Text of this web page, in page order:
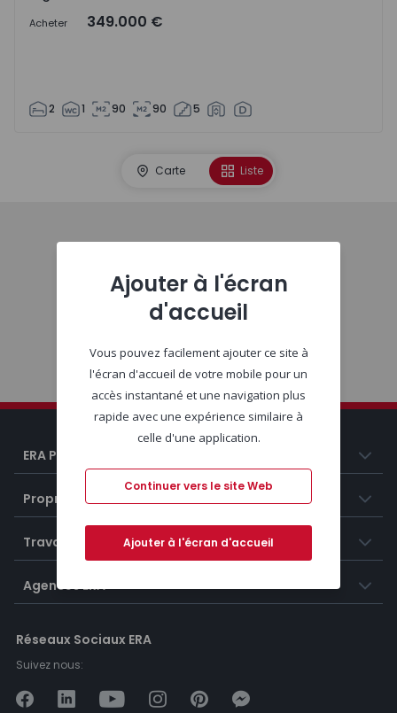
Acheter 349.000 €
2 1 90 90 5
Carte Liste
ERA Portugal
Propriétés
Travailler chez ERA
Agences ERA
Réseaux Sociaux ERA
Suivez nous:
Ajouter à l'écran
d'accueil
Vous pouvez facilement ajouter ce site à
l'écran d'accueil de votre mobile pour un
accès instantané et une navigation plus
rapide avec une expérience similaire à
celle d'une application.
Continuer vers le site Web
Ajouter à l'écran d'accueil